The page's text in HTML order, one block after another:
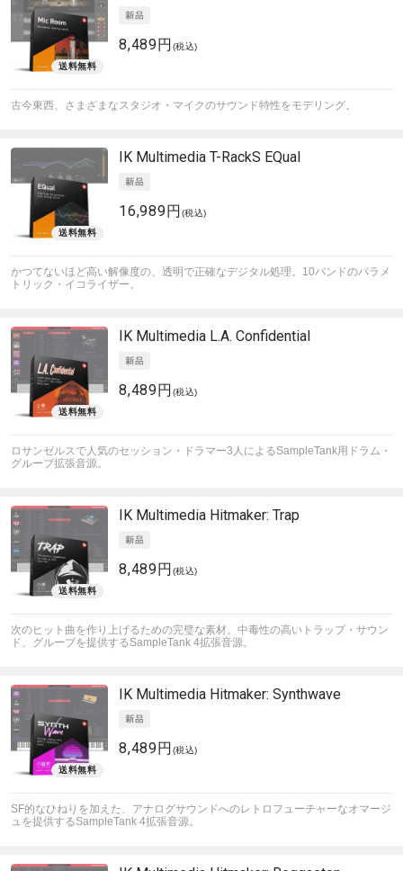
8,489円 (税込)
古今東西、さまざまなスタジオ・マイクのサウンド特性をモデリング。
IK Multimedia T-RackS EQual
16,989円 (税込)
かつてないほど高い解像度の、透明で正確なデジタル処理。10バンドのパラメ
トリック・イコライザー。
IK Multimedia L.A. Confidential
8,489円 (税込)
ロサンゼルスで人気のセッション・ドラマー3人によるSampleTank用ドラム・
グルーブ拡張音源。
IK Multimedia Hitmaker: Trap
8,489円 (税込)
次のヒット曲を作り上げるための完璧な素材。中毒性の高いトラップ・サウン
ド、グルーブを提供するSampleTank 4拡張音源。
IK Multimedia Hitmaker: Synthwave
8,489円 (税込)
SF的なひねりを加えた、アナログサウンドへのレトロフューチャーなオマージ
ュを提供するSampleTank 4拡張音源。